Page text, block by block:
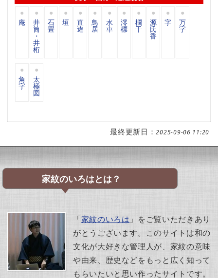
庵 井
筒
・
井
桁
石
畳
垣 直
違
鳥
居
水
車
澪
標
欄
干
源
氏
香
字 万
字
角
字
太
極
図
最終更新日：2025-09-06 11:20
家紋のいろはとは？
「家紋のいろは」をご覧いただきあり
がとうございます。このサイトは和の
文化が大好きな管理人が、家紋の意味
や由来、歴史などをもっと広く知って
もらいたいと思い作ったサイトです。